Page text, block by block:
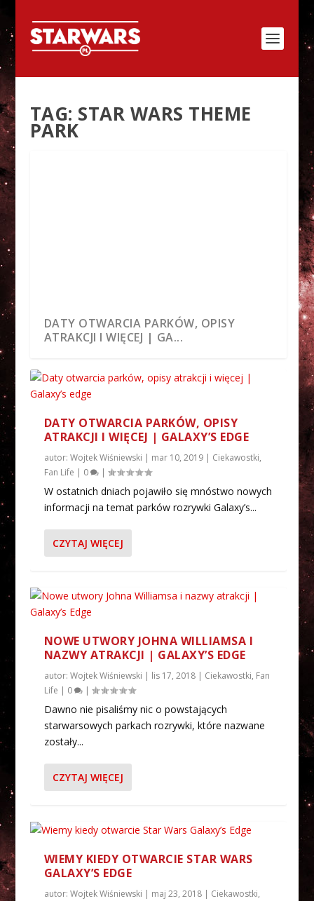
TAG: STAR WARS THEME
PARK
DATY OTWARCIA PARKÓW, OPISY
ATRAKCJI I WIĘCEJ | GA...
DATY OTWARCIA PARKÓW, OPISY
ATRAKCJI I WIĘCEJ | GALAXY’S EDGE
autor: Wojtek Wiśniewski | mar 10, 2019| Ciekawostki,
Fan Life | 0 |
W ostatnich dniach pojawiło się mnóstwo nowych
informacji na temat parków rozrywki Galaxy’s...
CZYTAJ WIĘCEJ
NOWE UTWORY JOHNA WILLIAMSA I
NAZWY ATRAKCJI | GALAXY’S EDGE
autor: Wojtek Wiśniewski | lis 17, 2018| Ciekawostki, Fan
Life | 0 |
Dawno nie pisaliśmy nic o powstających
starwarsowych parkach rozrywki, które nazwane
zostały...
CZYTAJ WIĘCEJ
WIEMY KIEDY OTWARCIE STAR WARS
GALAXY’S EDGE
autor: Wojtek Wiśniewski | maj 23, 2018| Ciekawostki,